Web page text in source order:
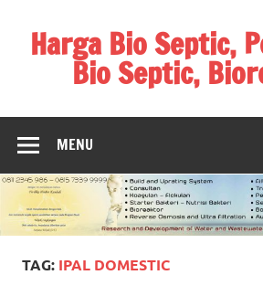
contentHarga Bio Septic,
Bio Septic,
Pembuatan
MENU
TAG: IPAL DOMESTIC